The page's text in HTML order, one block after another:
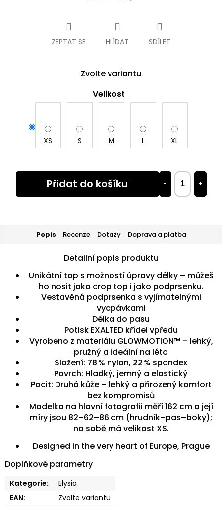
Zvolte variantu
Velikost
XS S M L XL
+
−
Přidat do košíku
ZEPTAT SE HLÍDAT SDÍLET
Popis Recenze Dotazy Doprava a platba
Detailní popis produktu
Unikátní top s možností úpravy délky – můžeš
ho nosit jako crop top i jako podprsenku.
Vestavěná podprsenka s vyjímatelnými
vycpávkami
Délka do pasu
Potisk EXALTED křídel vpředu
Vyrobeno z materiálu GLOWMOTION™ – lehký,
pružný a ideální na léto
Složení: 78 % nylon, 22 % spandex
Povrch: Hladký, jemný a elastický
Pocit: Druhá kůže – lehký a přirozený komfort
bez kompromisů
Modelka na hlavní fotografii měří 162 cm a její
míry jsou 82–62–86 cm (hrudník–pas–boky);
na sobě má velikost XS.
Designed in the very heart of Europe, Prague
Doplňkové parametry
Kategorie:
Elysia
EAN:
Zvolte variantu